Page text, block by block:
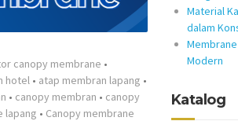
canopy membrane •
hotel • atap membran lapang •
• canopy membran • canopy
lapang • Canopy membrane
Material
dalam
Modern
Katalog